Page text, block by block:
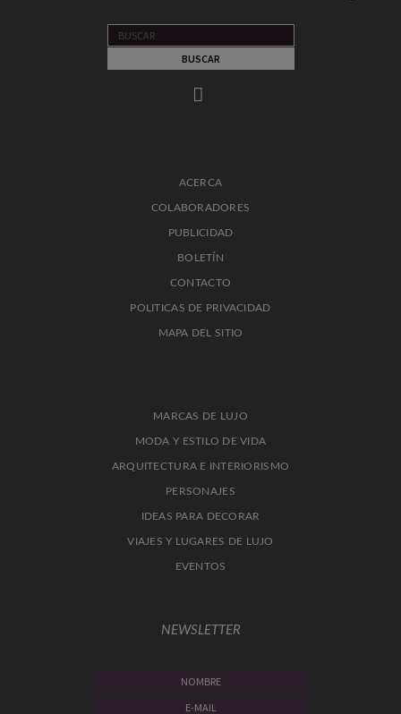
ACERCA
COLABORADORES
PUBLICIDAD
BOLETÍN
CONTACTO
POLITICAS DE PRIVACIDAD
MAPA DEL SITIO
MARCAS DE LUJO
MODA Y ESTILO DE VIDA
ARQUITECTURA E INTERIORISMO
PERSONAJES
IDEAS PARA DECORAR
VIAJES Y LUGARES DE LUJO
EVENTOS
NEWSLETTER